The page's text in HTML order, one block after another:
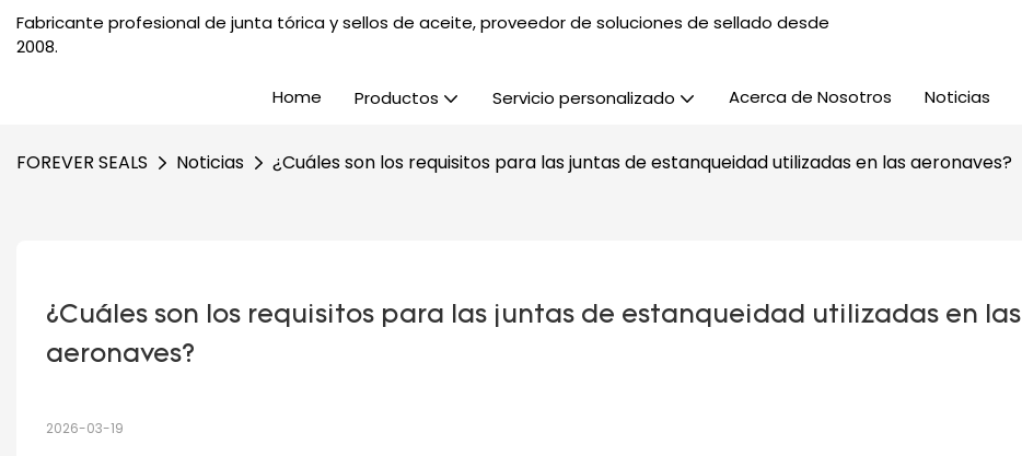
Fabricante profesional de junta tórica y sellos de aceite, proveedor de soluciones de sellado desde
2008.
Home Productos Servicio personalizado Acerca de Nosotros Noticias
FOREVER SEALS Noticias ¿Cuáles son los requisitos para las juntas de estanqueidad utilizadas en las aeronaves?
¿Cuáles son los requisitos para las juntas de estanqueidad utilizadas en las
aeronaves?
2026-03-19